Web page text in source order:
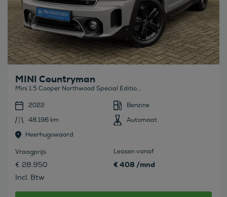
MINI Countryman
Mini 1.5 Cooper Northwood Special Editio...
2022
Benzine
48.196 km
Automaat
Heerhugowaard
Vraagprijs
€ 28.950
Incl. Btw
Leasen vanaf
€ 408 /mnd